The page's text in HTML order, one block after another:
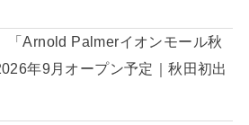
「Arnold Palmerイオンモール秋
年9月オープン予定｜秋田初出